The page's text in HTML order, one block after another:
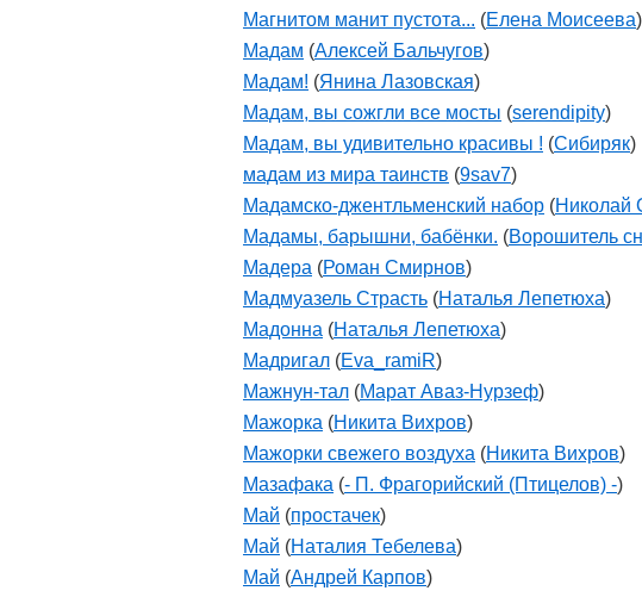
Магнитом манит пустота... (Елена Моисеева)
Мадам (Алексей Бальчугов)
Мадам! (Янина Лазовская)
Мадам, вы сожгли все мосты (serendipity)
Мадам, вы удивительно красивы ! (Cибиряк)
мадам из мира таинств (9sav7)
Мадамско-джентльменский набор (Николай
Мадамы, барышни, бабёнки. (Ворошитель
Мадера (Роман Смирнов)
Мадмуазель Страсть (Наталья Лепетюха)
Мадонна (Наталья Лепетюха)
Мадригал (Eva_ramiR)
Мажнун-тал (Марат Аваз-Нурзеф)
Мажорка (Никита Вихров)
Мажорки свежего воздуха (Никита Вихров)
Мазафака (- П. Фрагорийский (Птицелов) -)
Май (простачек)
Май (Наталия Тебелева)
Май (Андрей Карпов)